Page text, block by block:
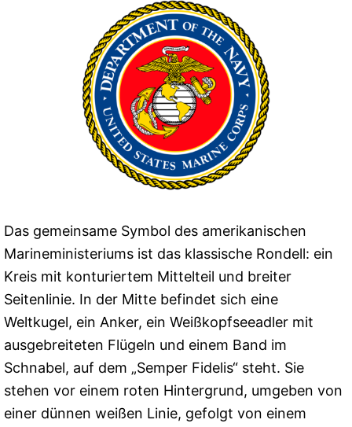
Das gemeinsame Symbol des amerikanischen
Marineministeriums ist das klassische Rondell: ein
Kreis mit konturiertem Mittelteil und breiter
Seitenlinie. In der Mitte befindet sich eine
Weltkugel, ein Anker, ein Weißkopfseeadler mit
ausgebreiteten Flügeln und einem Band im
Schnabel, auf dem „Semper Fidelis“ steht. Sie
stehen vor einem roten Hintergrund, umgeben von
einer dünnen weißen Linie, gefolgt von einem